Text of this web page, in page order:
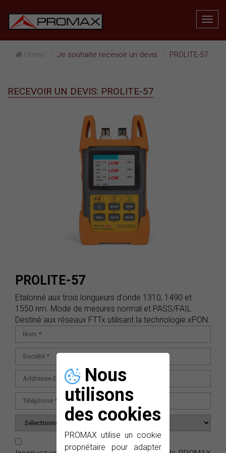
Nous
utilisons
des cookies
PROMAX utilise un cookie
propriétaire pour adapter
Home Je souhaite recevoir un devis PROLITE-57
RECEVOIR UN DEVIS: PROLITE-57
PROLITE-57
Etalonné aux trois longueurs d'onde 1310, 1490 et
1550 nm. Mode de mesures normal et PASS/FAIL.
Destiné aux réseaux FTTx utilisant la technologie xPON.